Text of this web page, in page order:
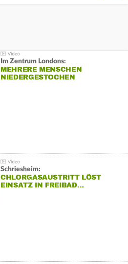
Im Zentrum Londons:
MEHRERE MENSCHEN
NIEDERGESTOCHEN
Schriesheim:
CHLORGASAUSTRITT LÖST
EINSATZ IN FREIBAD…